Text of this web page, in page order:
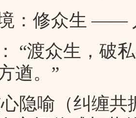
：修众生 ——
“渡众生，破
遒。”
喻（纠缠共